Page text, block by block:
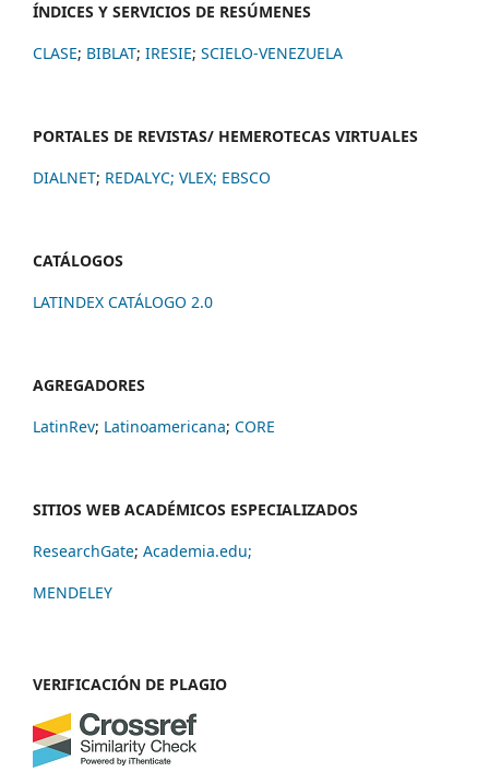
ÍNDICES Y SERVICIOS DE RESÚMENES
CLASE; BIBLAT; IRESIE; SCIELO-VENEZUELA
PORTALES DE REVISTAS/ HEMEROTECAS VIRTUALES
DIALNET; REDALYC; VLEX; EBSCO
CATÁLOGOS
LATINDEX CATÁLOGO 2.0
AGREGADORES
LatinRev; Latinoamericana; CORE
SITIOS WEB ACADÉMICOS ESPECIALIZADOS
ResearchGate; Academia.edu;
MENDELEY
VERIFICACIÓN DE PLAGIO